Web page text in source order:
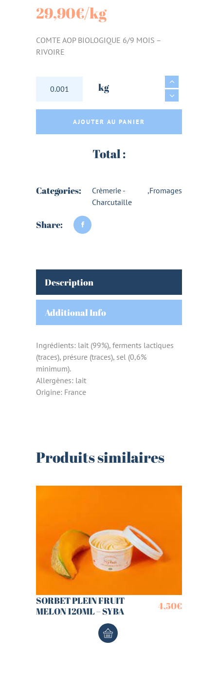
29,90€/kg
COMTE AOP BIOLOGIQUE 6/9 MOIS –
RIVOIRE
COMTE AOP BIOLOGIQUE 6/9 MOIS -
kg
AJOUTER AU PANIER
Total :
Categories:
Crèmerie -
Charcutaille
,Fromages
Share:
Description
Additional Info
Ingrédients: lait (99%), ferments lactiques
(traces), présure (traces), sel (0,6%
minimum).
Allergènes: lait
Origine: France
Produits similaires
SORBET PLEIN FRUIT
MELON 120ML – SYBA
4,50€